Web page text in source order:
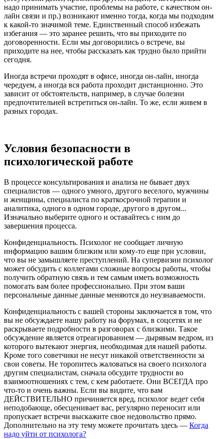
надо принимать участие, проблемы на работе, с качеством он-
лайн связи и пр.) возникают именно тогда, когда мы подходим
к какой-то значимой теме. Единственный способ избежать
избегания — это заранее решить, что вы приходите по
договоренности. Если мы договорились о встрече, вы
приходите на нее, чтобы рассказать как трудно было прийти
сегодня.
Иногда встречи проходят в офисе, иногда он-лайн, иногда
чередуем, а иногда вся работа проходит дистанционно. Это
зависит от обстоятельств, например, в случае болезни
предпочтительней встретиться он-лайн. То же, если живем в
разных городах.
Условия безопасности в
психологической работе
В процессе консультирования и анализа не бывает двух
специалистов — одного умного, другого веселого, мужчины
и женщины, специалиста по краткосрочной терапии и
аналитика, одного в одном городе, другого в другом...
Изначально выберите одного и оставайтесь с ним до
завершения процесса.
Конфиденциальность. Психолог не сообщает личную
информацию вашим близким или кому-то еще при условии,
что вы не замышляете преступлений. На супервизии психолог
может обсудить с коллегами сложные вопросы работы, чтобы
получить обратную связь и тем самым иметь возможность
помогать вам более профессионально. При этом ваши
персональные данные данные меняются до неузнаваемости.
Конфиденциальность с вашей стороны заключается в том, что
вы не обсуждаете нашу работу на форумах, в соцсетях и не
раскрываете подробности в разговорах с близкими. Такое
обсуждение является отреагированием — дырявым ведром, из
которого вытекают энергия, необходимая для нашей работы.
Кроме того советчики не несут никакой ответственности за
свои советы. Не торопитесь жаловаться на своего психолога
другим специалистам, сначала обсудите трудности во
взаимоотношениях с тем, с кем работаете. Они ВСЕГДА про
что-то и очень важны. Если вы видите, что вам
ДЕЙСТВИТЕЛЬНО причиняется вред, психолог ведет себя
неподобающе, обесценивает вас, регулярно переносит или
пропускает встречи выскажите свое недовольство прямо.
Дополнительно на эту тему можете прочитать здесь — Когда
надо уйти от психолога?